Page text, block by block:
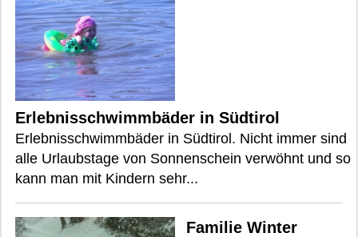
Erlebnisschwimmbäder in Südtirol
Erlebnisschwimmbäder in Südtirol. Nicht immer sind
alle Urlaubstage von Sonnenschein verwöhnt und so
kann man mit Kindern sehr...
Familie Winter